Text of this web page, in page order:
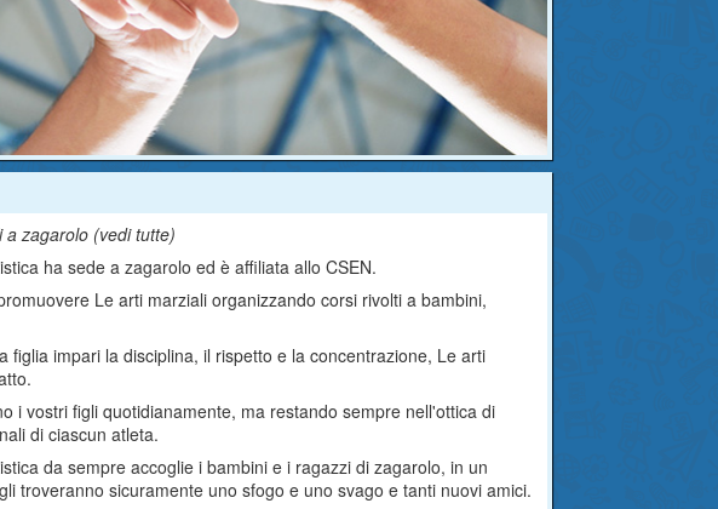
a zagarolo (vedi tutte)
ha sede a zagarolo ed è affiliata allo CSEN.
Le arti marziali organizzando corsi rivolti a bambini,
figlia impari la disciplina, il rispetto e la concentrazione, Le arti
i vostri figli quotidianamente, ma restando sempre nell'ottica di
di ciascun atleta.
da sempre accoglie i bambini e i ragazzi di zagarolo, in un
troveranno sicuramente uno sfogo e uno svago e tanti nuovi amici.